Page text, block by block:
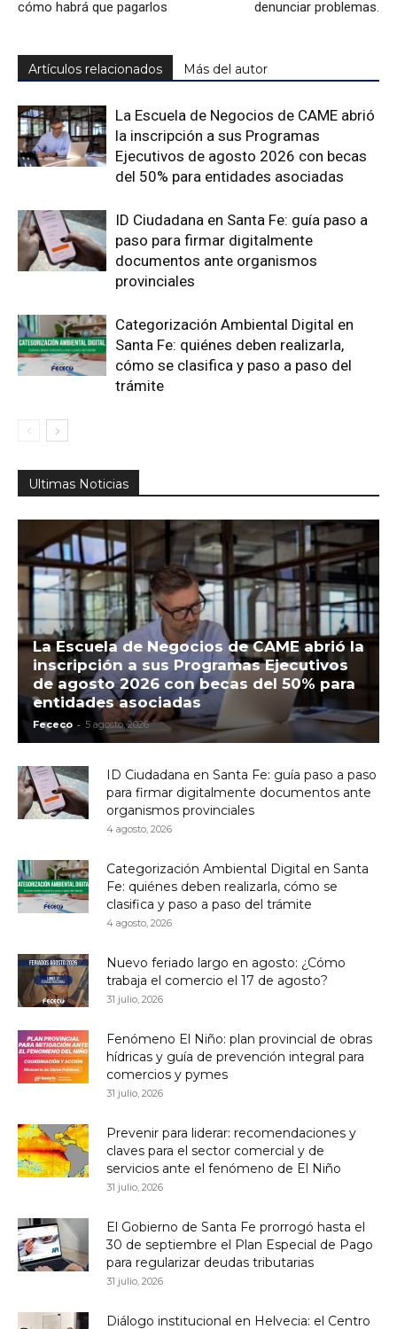
cómo habrá que pagarlos denunciar problemas.
Artículos relacionados Más del autor
La Escuela de Negocios de CAME abrió
la inscripción a sus Programas
Ejecutivos de agosto 2026 con becas
del 50% para entidades asociadas
ID Ciudadana en Santa Fe: guía paso a
paso para firmar digitalmente
documentos ante organismos
provinciales
Categorización Ambiental Digital en
Santa Fe: quiénes deben realizarla,
cómo se clasifica y paso a paso del
trámite
Ultimas Noticias
La Escuela de Negocios de CAME abrió la
inscripción a sus Programas Ejecutivos
de agosto 2026 con becas del 50% para
entidades asociadas
Fececo - 5 agosto, 2026
ID Ciudadana en Santa Fe: guía paso a paso
para firmar digitalmente documentos ante
organismos provinciales
4 agosto, 2026
Categorización Ambiental Digital en Santa
Fe: quiénes deben realizarla, cómo se
clasifica y paso a paso del trámite
4 agosto, 2026
Nuevo feriado largo en agosto: ¿Cómo
trabaja el comercio el 17 de agosto?
31 julio, 2026
Fenómeno El Niño: plan provincial de obras
hídricas y guía de prevención integral para
comercios y pymes
31 julio, 2026
Prevenir para liderar: recomendaciones y
claves para el sector comercial y de
servicios ante el fenómeno de El Niño
31 julio, 2026
El Gobierno de Santa Fe prorrogó hasta el
30 de septiembre el Plan Especial de Pago
para regularizar deudas tributarias
31 julio, 2026
Diálogo institucional en Helvecia: el Centro